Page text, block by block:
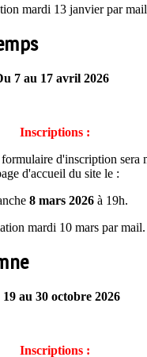
mardi 13 janvier par
7 au 17 avril 2026
Inscriptions :
d'inscription sera
d'accueil du site le :
8 mars 2026 à 19h.
mardi 10 mars par mail.
au 30 octobre 2026
Inscriptions :